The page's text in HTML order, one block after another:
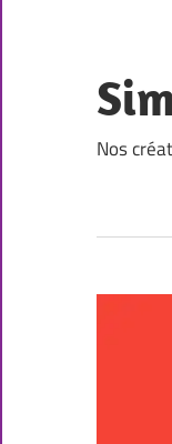
content
Nos